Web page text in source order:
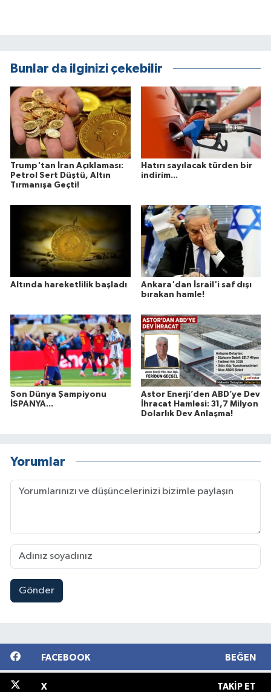
Bunlar da ilginizi çekebilir
Trump'tan İran Açıklaması:
Petrol Sert Düştü, Altın
Tırmanışa Geçti!
Hatırı sayılacak türden bir
indirim...
Altında hareketlilik başladı
Ankara'dan İsrail'i saf dışı
bırakan hamle!
Son Dünya Şampiyonu
İSPANYA...
Astor Enerji’den ABD’ye Dev
İhracat Hamlesi: 31,7 Milyon
Dolarlık Dev Anlaşma!
Yorumlar
Gönder
FACEBOOK BEĞEN
X TAKIP ET